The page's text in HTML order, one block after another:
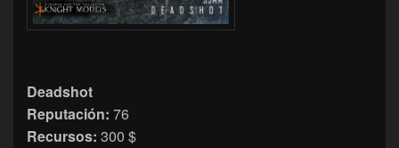
Deadshot
Reputación: 76
Recursos: 300 $